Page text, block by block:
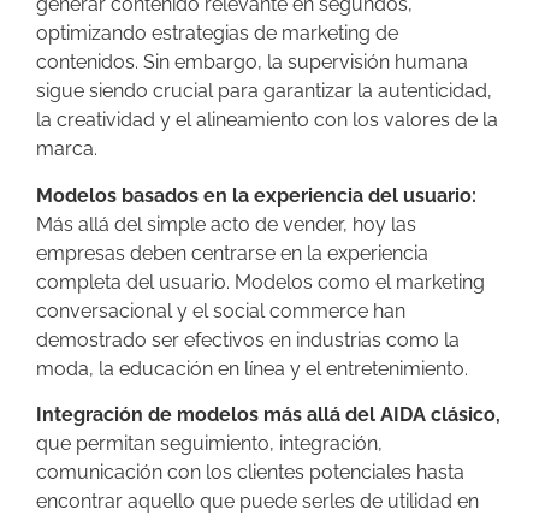
generar contenido relevante en segundos,
optimizando estrategias de marketing de
contenidos. Sin embargo, la supervisión humana
sigue siendo crucial para garantizar la autenticidad,
la creatividad y el alineamiento con los valores de la
marca.
Modelos basados en la experiencia del usuario:
Más allá del simple acto de vender, hoy las
empresas deben centrarse en la experiencia
completa del usuario. Modelos como el marketing
conversacional y el social commerce han
demostrado ser efectivos en industrias como la
moda, la educación en línea y el entretenimiento.
Integración de modelos más allá del AIDA clásico,
que permitan seguimiento, integración,
comunicación con los clientes potenciales hasta
encontrar aquello que puede serles de utilidad en